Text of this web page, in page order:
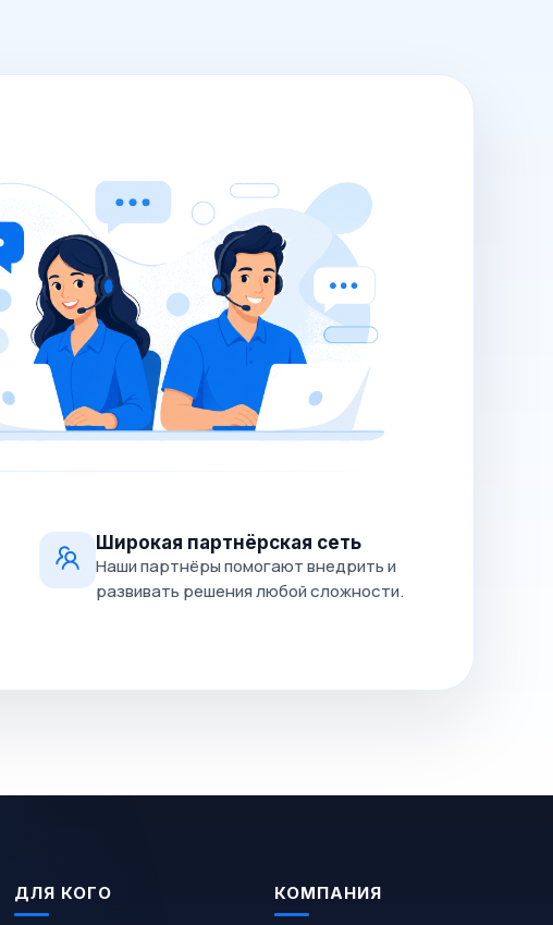
Широкая партнёрская сеть
Наши партнёры помогают внедрить и
развивать решения любой сложности.
ДЛЯ КОГО КОМПАНИЯ